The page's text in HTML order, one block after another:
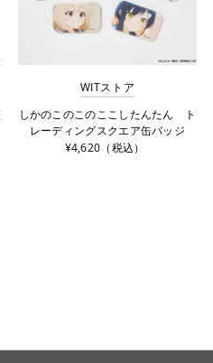
WITストア
しかのこのこのここしたんたん ト
レーディングスクエア缶バッジ
¥4,620（税込）